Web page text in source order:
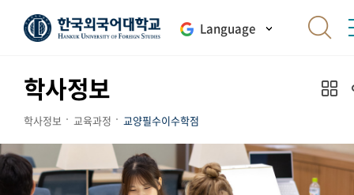
Language
학사정보
학사정보 교육과정 교양필수이수학점